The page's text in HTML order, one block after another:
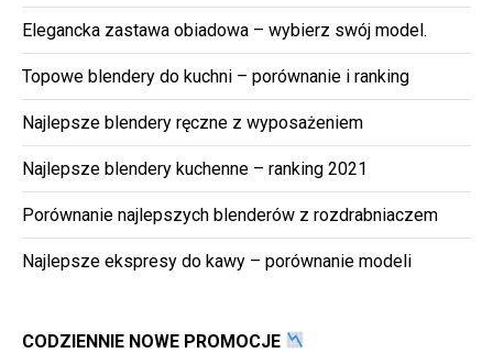
Elegancka zastawa obiadowa – wybierz swój model.
Topowe blendery do kuchni – porównanie i ranking
Najlepsze blendery ręczne z wyposażeniem
Najlepsze blendery kuchenne – ranking 2021
Porównanie najlepszych blenderów z rozdrabniaczem
Najlepsze ekspresy do kawy – porównanie modeli
CODZIENNIE NOWE PROMOCJE